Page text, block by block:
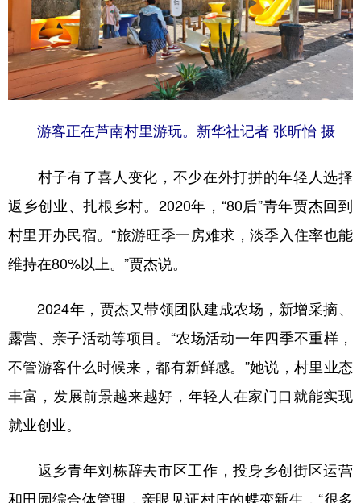
游客正在芦南村里游玩。新华社记者 张昕怡 摄
村子有了喜人变化，不少在外打拼的年轻人选择
返乡创业、扎根乡村。2020年，“80后”青年贾杰回到
村里开办民宿。“旅游旺季一房难求，淡季入住率也能
维持在80%以上。”贾杰说。
2024年，贾杰又带领团队建成农场，新增采摘、
露营、亲子活动等项目。“农场活动一年四季不重样，
不管游客什么时候来，都有新鲜感。”她说，村里业态
丰富，发展前景越来越好，年轻人在家门口就能实现
就业创业。
返乡青年刘栋辞去市区工作，投身乡创街区运营
和田园综合体管理，亲眼见证村庄的蝶变新生，“很多